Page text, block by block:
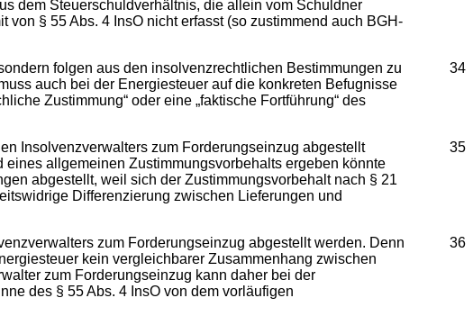
dem Steuerschuldverhältnis, die allein vom Schuldner
§ 55 Abs. 4 InsO nicht erfasst (so zustimmend auch BGH-
34
folgen aus den insolvenzrechtlichen Bestimmungen zu
auch bei der Energiesteuer auf die konkreten Befugnisse
Zustimmung“ oder eine „faktische Fortführung“ des
35
Insolvenzverwalters zum Forderungseinzug abgestellt
allgemeinen Zustimmungsvorbehalts ergeben könnte
abgestellt, weil sich der Zustimmungsvorbehalt nach § 21
Differenzierung zwischen Lieferungen und
36
zum Forderungseinzug abgestellt werden. Denn
kein vergleichbarer Zusammenhang zwischen
zum Forderungseinzug kann daher bei der
des § 55 Abs. 4 InsO von dem vorläufigen